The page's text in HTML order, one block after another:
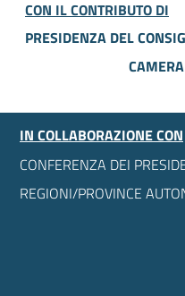
CON IL CONTRIBUTO DI
PRESIDENZA DEL
IN COLLABORAZIONE CON
CONFERENZA DEI
REGIONI/PROVINCE